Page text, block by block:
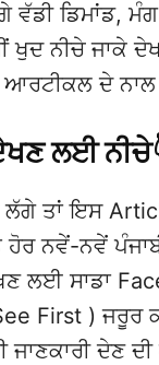
ਵੱਡੀ ਡਿਮਾਂਡ,
ਖੁਦ ਨੀਚੇ ਜਾਕੇ
ਦੇ ਨਾਲ
ਲਈ
ਤਾਂ ਇਸ
ਨਵੇਂ-ਨਵੇਂ
ਲਈ ਸਾਡਾ
First ) ਜਰੂਰ
ਜਾਣਕਾਰੀ ਦੇਣ